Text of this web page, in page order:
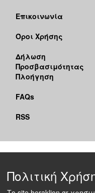
Επικοινωνία
Όροι Χρήσης
Δήλωση
Προσβασιμότητας
Πλοήγηση
FAQs
RSS
Πολιτική